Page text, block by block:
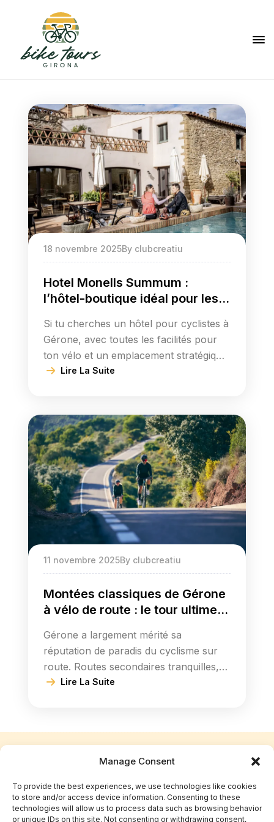
Manage Consent
To provide the best experiences, we use technologies like cookies
to store and/or access device information. Consenting to these
technologies will allow us to process data such as browsing behavior
or unique IDs on this site. Not consenting or withdrawing consent,
18 novembre 2025By clubcreatiu
Hotel Monells Summum :
l’hôtel-boutique idéal pour les
Si tu cherches un hôtel pour cyclistes à
Gérone, avec toutes les facilités pour
ton vélo et un emplacement stratégique
entre la ville et la Costa Brava, l’Hotel
et que commencent et se terminent
tous les tours de Bike Tours Girona :
sorties route, gravel et […]
Lire La Suite
11 novembre 2025By clubcreatiu
Montées classiques de Gérone
à vélo de route : le tour ultime
Gérone a largement mérité sa
réputation de paradis du cyclisme sur
route. Routes secondaires tranquilles,
cols mythiques, climat doux presque
rêves de vivre quelques jours comme
un cycliste professionnel, notre
circuit Montées Classiques de
[…]
Lire La Suite
Suivez-nous
sur Instagram